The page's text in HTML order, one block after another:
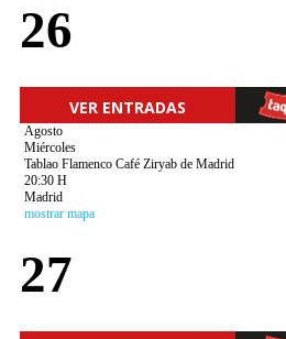
26
VER ENTRADAS
Agosto
Miércoles
Tablao Flamenco Café Ziryab de Madrid
20:30 H
Madrid
mostrar mapa
27